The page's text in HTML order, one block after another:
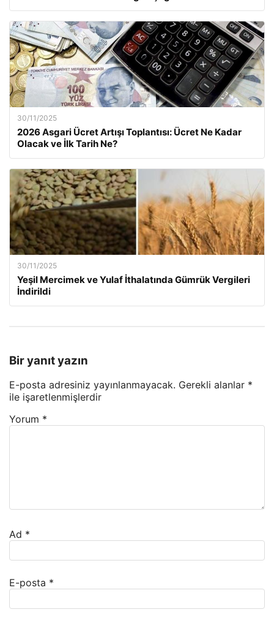
30/11/2025
2026 Asgari Ücret Artışı Toplantısı: Ücret Ne Kadar
Olacak ve İlk Tarih Ne?
30/11/2025
Yeşil Mercimek ve Yulaf İthalatında Gümrük Vergileri
İndirildi
Bir yanıt yazın
E-posta adresiniz yayınlanmayacak. Gerekli alanlar *
ile işaretlenmişlerdir
Yorum *
Ad *
E-posta *